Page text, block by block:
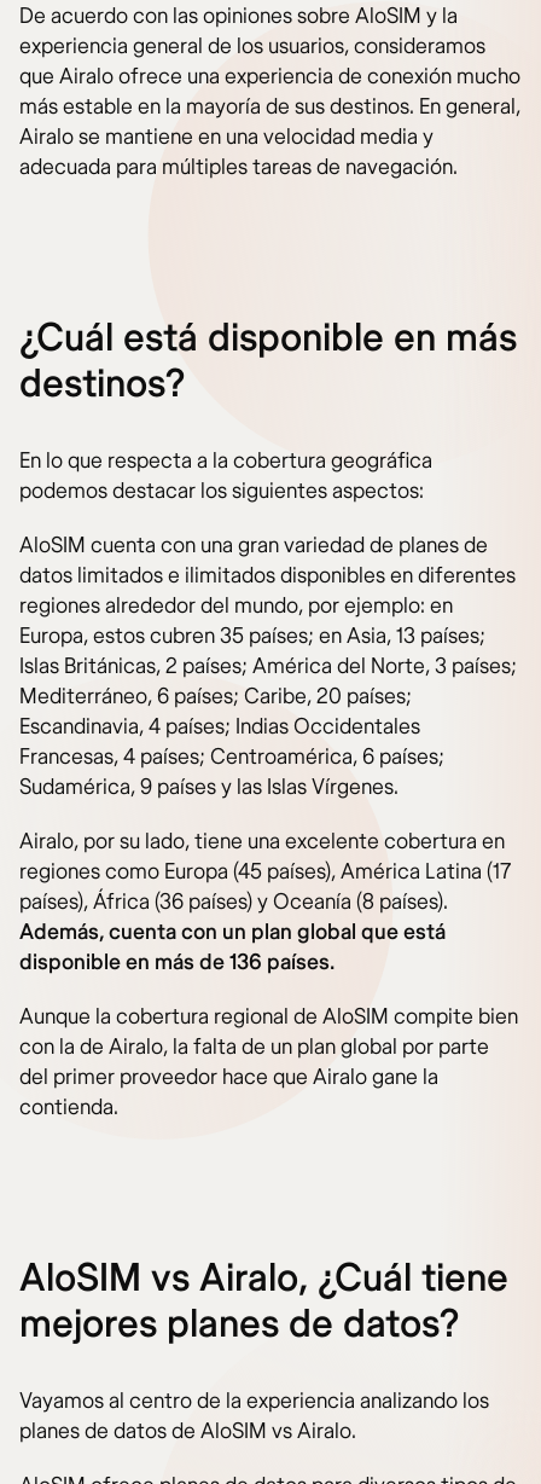
De acuerdo con las opiniones sobre AloSIM y la
experiencia general de los usuarios, consideramos
que Airalo ofrece una experiencia de conexión mucho
más estable en la mayoría de sus destinos. En general,
Airalo se mantiene en una velocidad media y
adecuada para múltiples tareas de navegación.
¿Cuál está disponible en más
destinos?
En lo que respecta a la cobertura geográfica
podemos destacar los siguientes aspectos:
AloSIM cuenta con una gran variedad de planes de
datos limitados e ilimitados disponibles en diferentes
regiones alrededor del mundo, por ejemplo: en
Europa, estos cubren 35 países; en Asia, 13 países;
Islas Británicas, 2 países; América del Norte, 3 países;
Mediterráneo, 6 países; Caribe, 20 países;
Escandinavia, 4 países; Indias Occidentales
Francesas, 4 países; Centroamérica, 6 países;
Sudamérica, 9 países y las Islas Vírgenes.
Airalo, por su lado, tiene una excelente cobertura en
regiones como Europa (45 países), América Latina (17
países), África (36 países) y Oceanía (8 países).
Además, cuenta con un plan global que está
disponible en más de 136 países.
Aunque la cobertura regional de AloSIM compite bien
con la de Airalo, la falta de un plan global por parte
del primer proveedor hace que Airalo gane la
contienda.
AloSIM vs Airalo, ¿Cuál tiene
mejores planes de datos?
Vayamos al centro de la experiencia analizando los
planes de datos de AloSIM vs Airalo.